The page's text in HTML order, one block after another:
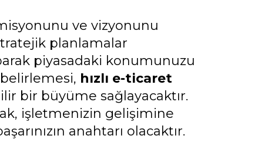
ve vizyonunu
planlamalar
piyasadaki konumunuzu
hızlı e-ticaret
bir büyüme sağlayacaktır.
işletmenizin gelişimine
anahtarı olacaktır.